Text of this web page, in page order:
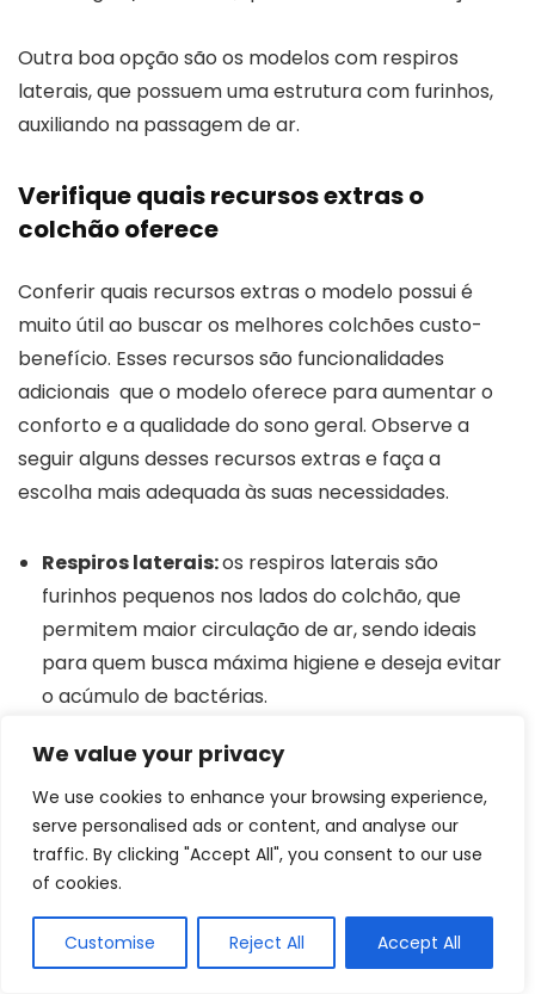
We value your privacy
We use cookies to enhance your browsing experience,
serve personalised ads or content, and analyse our
traffic. By clicking "Accept All", you consent to our use
of cookies.
Customise Reject All Accept All
Outra boa opção são os modelos com respiros
laterais, que possuem uma estrutura com furinhos,
auxiliando na passagem de ar.
Verifique quais recursos extras o
colchão oferece
Conferir quais recursos extras o modelo possui é
muito útil ao buscar os melhores colchões custo-
benefício. Esses recursos são funcionalidades
adicionais que o modelo oferece para aumentar o
conforto e a qualidade do sono geral. Observe a
seguir alguns desses recursos extras e faça a
escolha mais adequada às suas necessidades.
Respiros laterais:os respiros laterais são
furinhos pequenos nos lados do colchão, que
permitem maior circulação de ar, sendo ideais
para quem busca máxima higiene e deseja evitar
o acúmulo de bactérias.
o colchão, com o objetivo de deixá-lo mais macio
e confortável. É ideal para quem busca proteção
e conforto.
Tratamento bactericida:é um tratamento
específico que o material recebe, visando evitar a
proliferação de bactérias no colchão. Alguns
modelos também possuem tratamento